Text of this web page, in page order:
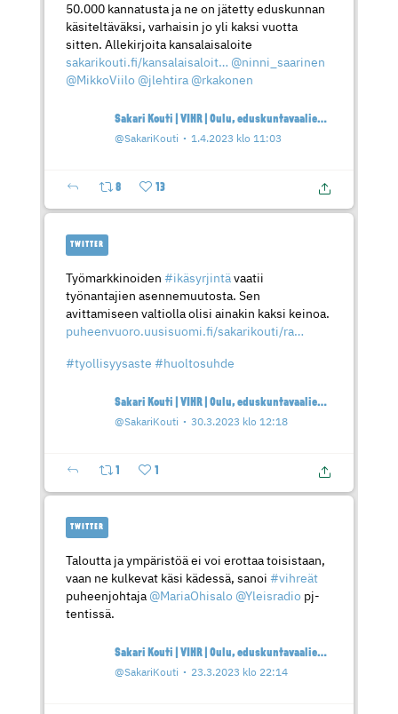
50.000 kannatusta ja ne on jätetty eduskunnan
käsiteltäväksi, varhaisin jo yli kaksi vuotta
sitten. Allekirjoita kansalaisaloite
sakarikouti.fi/kansalaisaloit… @ninni_saarinen
@MikkoViilo @jlehtira @rkakonen
Sakari Kouti | VIHR | Oulu, eduskuntavaaliehdokas
@SakariKouti
1.4.2023 klo 11:03
8 13
Työmarkkinoiden#ikäsyrjintävaatii
työnantajien asennemuutosta. Sen
avittamiseen valtiolla olisi ainakin kaksi keinoa.
puheenvuoro.uusisuomi.fi/sakarikouti/ra…
#tyollisyysaste #huoltosuhde
Sakari Kouti | VIHR | Oulu, eduskuntavaaliehdokas
@SakariKouti
30.3.2023 klo 12:18
TWITTER
1 1
Taloutta ja ympäristöä ei voi erottaa toisistaan,
vaan ne kulkevat käsi kädessä, sanoi#vihreät
puheenjohtaja @MariaOhisalo @Yleisradio pj-
tentissä.
Sakari Kouti | VIHR | Oulu, eduskuntavaaliehdokas
@SakariKouti
23.3.2023 klo 22:14
TWITTER